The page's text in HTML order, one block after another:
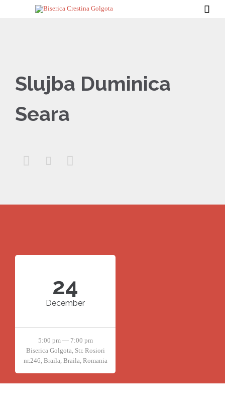

Slujba Duminica
Seara
  
24
December
5:00 pm — 7:00 pm
Biserica Golgota, Str. Rosiori
nr.246, Braila, Braila, Romania